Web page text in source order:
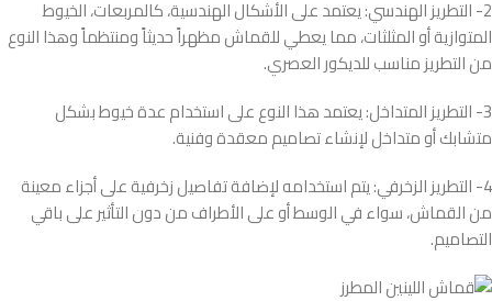
2- التطريز الهندسي: يعتمد على الأشكال الهندسية، كالمربعات، الخيوط
المتوازية أو المثلثات، مما يعطي للقماش مظهراً حديثاً ومنتظماً وهذا النوع
من التطريز مناسب للديكور العصري.
3- التطريز المتداخل: يعتمد هذا النوع على استخدام عدة خيوط بشكل
متشابك أو متداخل لإنشاء تصاميم معقدة وفنية.
4- التطريز الزخرفي: يتم استخدامه لإضافة تفاصيل زخرفية على أجزاء معينة
من القماش، سواء في الوسط أو على الأطراف من دون التأثير على باقي
التصاميم.